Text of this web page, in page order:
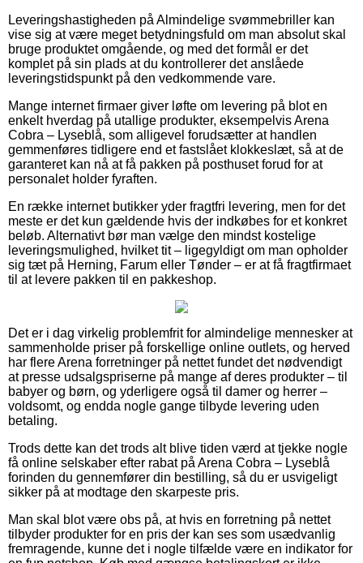
Leveringshastigheden på Almindelige svømmebriller kan
vise sig at være meget betydningsfuld om man absolut skal
bruge produktet omgående, og med det formål er det
komplet på sin plads at du kontrollerer det anslåede
leveringstidspunkt på den vedkommende vare.
Mange internet firmaer giver løfte om levering på blot en
enkelt hverdag på utallige produkter, eksempelvis Arena
Cobra – Lyseblå, som alligevel forudsætter at handlen
gemmenføres tidligere end et fastslået klokkeslæt, så at de
garanteret kan nå at få pakken på posthuset forud for at
personalet holder fyraften.
En række internet butikker yder fragtfri levering, men for det
meste er det kun gældende hvis der indkøbes for et konkret
beløb. Alternativt bør man vælge den mindst kostelige
leveringsmulighed, hvilket tit – ligegyldigt om man opholder
sig tæt på Herning, Farum eller Tønder – er at få fragtfirmaet
til at levere pakken til en pakkeshop.
Det er i dag virkelig problemfrit for almindelige mennesker at
sammenholde priser på forskellige online outlets, og herved
har flere Arena forretninger på nettet fundet det nødvendigt
at presse udsalgspriserne på mange af deres produkter – til
babyer og børn, og yderligere også til damer og herrer –
voldsomt, og endda nogle gange tilbyde levering uden
betaling.
Trods dette kan det trods alt blive tiden værd at tjekke nogle
få online selskaber efter rabat på Arena Cobra – Lyseblå
forinden du gennemfører din bestilling, så du er usvigeligt
sikker på at modtage den skarpeste pris.
Man skal blot være obs på, at hvis en forretning på nettet
tilbyder produkter for en pris der kan ses som usædvanlig
fremragende, kunne det i nogle tilfælde være en indikator for